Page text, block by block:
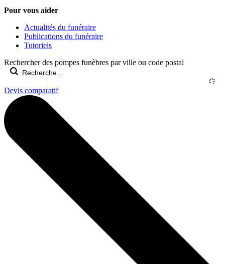
Pour vous aider
Actualités du funéraire
Publications du funéraire
Tutoriels
Rechercher des pompes funèbres par ville ou code postal
Devis comparatif